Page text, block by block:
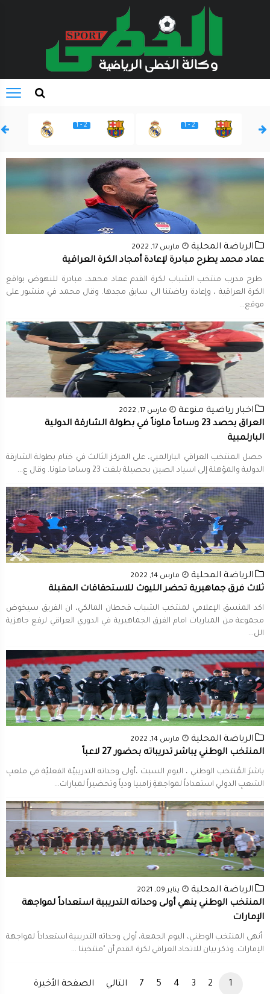
2 - 1
2 - 1
الرياضة المحلية مارس 17, 2022
عماد محمد يطرح مبادرة لإعادة أمجاد الكرة العراقية
طرح مدرب منتخب الشباب لكرة القدم عماد محمد، مبادرة للنهوض بواقع
الكرة العراقية ، وإعادة رياضتنا الى سابق مجدها. وقال محمد في منشور على
موقع...
اخبار رياضية منوعة مارس 17, 2022
العراق يحصد 23 وساماً ملوناً في بطولة الشارقة الدولية
البارلمبية
حصل المنتخب العراقي البارالمبي، على المركز الثالث في ختام بطولة الشارقة
الدولية والمؤهلة إلى اسياد الصين بحصيلة بلغت 23 وساما ملونا. وقال ع...
الرياضة المحلية مارس 14, 2022
ثلاث فرق جماهيرية تحضر الليوث للاستحقاقات المقبلة
اكد المنسق الإعلامي لمنتخب الشباب قحطان المالكي، ان الفريق سيخوض
مجموعة من المباريات امام الفرق الجماهيرية في الدوري العراقي لرفع جاهزية
الل...
الرياضة المحلية مارس 14, 2022
المنتخب الوطني يباشر تدريباته بحضور 27 لاعباً
باشرَ المُنتخب الوطني ، اليوم السبت ،أولى وحداته التدريبيّة الفعليّة في ملعبِ
الشعبِ الدولي استعداداً لمواجهةِ زامبيا ودياً وتحضيراً لمبارات...
الرياضة المحلية يناير 09, 2021
المنتخب الوطني ينهي أولى وحداته التدريبية استعداداً لمواجهة
الإمارات
أنهى المنتخب الوطني، اليوم الجمعة، أولى وحداته التدريبية استعداداً لمواجهة
الإمارات. وذكر بيان للاتحاد العراقي لكرة القدم أن "منتخبنا ...
1
2
3
4
5
7 التالي الصفحة الأخيرة